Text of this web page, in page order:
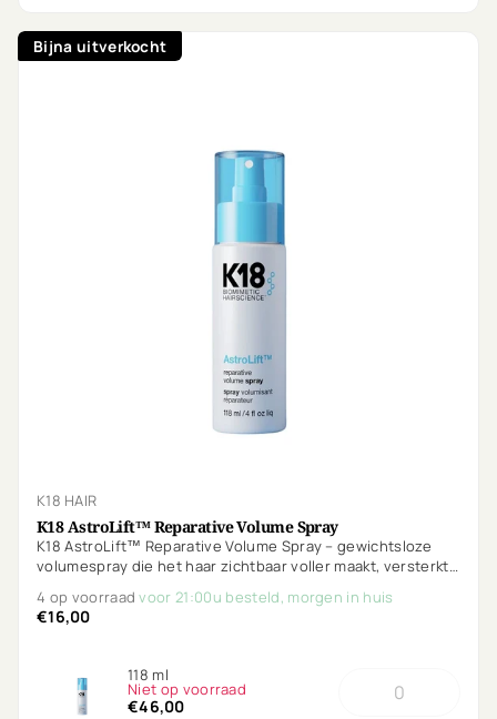
Bijna uitverkocht
K18 HAIR
K18 AstroLift™ Reparative Volume Spray
K18 AstroLift™ Reparative Volume Spray – gewichtsloze
volumespray die het haar zichtbaar voller maakt, versterkt
met een gezonde glans.
4 op voorraadvoor 21:00u besteld, morgen in huis
€16,00
118 ml
Niet op voorraad
€46,00